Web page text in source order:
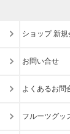
ショップ 新
お問い合せ
よくあるお
フルーツグ